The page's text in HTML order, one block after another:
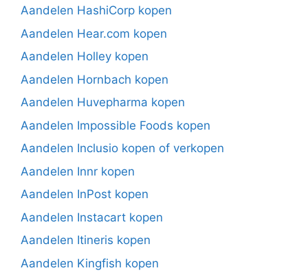
Aandelen HashiCorp kopen
Aandelen Hear.com kopen
Aandelen Holley kopen
Aandelen Hornbach kopen
Aandelen Huvepharma kopen
Aandelen Impossible Foods kopen
Aandelen Inclusio kopen of verkopen
Aandelen Innr kopen
Aandelen InPost kopen
Aandelen Instacart kopen
Aandelen Itineris kopen
Aandelen Kingfish kopen